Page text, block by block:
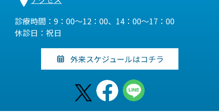
診療時間：9：00～12：00、14：00～17：00
休診日：祝日
外来スケジュールはコチラ